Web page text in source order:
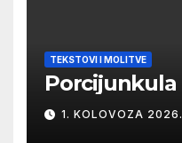
TEKSTOVI I MOLITVE
Porcijunkula
1. KOLOVOZA 2026.